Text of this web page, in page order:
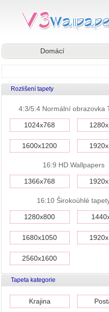
Domácí
Rozlišení tapety
4:3/5:4 Normální obrazovka
1024x768
1600x1200
16:9 HD Wallpapers
1366x768
16:10 Širokoúhlé
1280x800
1680x1050
2560x1600
Tapeta kategorie
Krajina